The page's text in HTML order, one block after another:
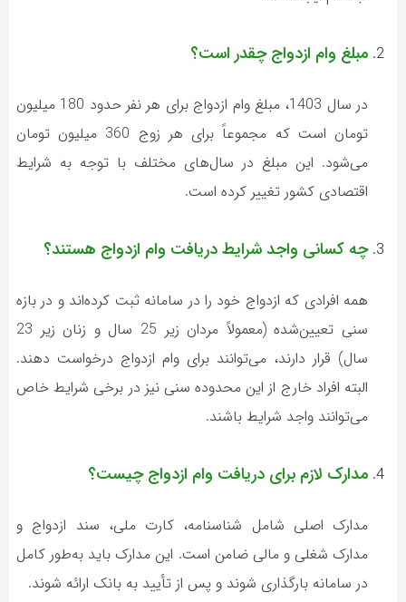
مبلغ وام ازدواج چقدر است؟
در سال 1403، مبلغ وام ازدواج برای هر نفر حدود 180 میلیون
تومان است که مجموعاً برای هر زوج 360 میلیون تومان
می‌شود. این مبلغ در سال‌های مختلف با توجه به شرایط
اقتصادی کشور تغییر کرده است.
چه کسانی واجد شرایط دریافت وام ازدواج هستند؟
همه افرادی که ازدواج خود را در سامانه ثبت کرده‌اند و در بازه
سنی تعیین‌شده (معمولاً مردان زیر 25 سال و زنان زیر 23
سال) قرار دارند، می‌توانند برای وام ازدواج درخواست دهند.
البته افراد خارج از این محدوده سنی نیز در برخی شرایط خاص
می‌توانند واجد شرایط باشند.
مدارک لازم برای دریافت وام ازدواج چیست؟
مدارک اصلی شامل شناسنامه، کارت ملی، سند ازدواج و
مدارک شغلی و مالی ضامن است. این مدارک باید به‌طور کامل
در سامانه بارگذاری شوند و پس از تأیید به بانک ارائه شوند.